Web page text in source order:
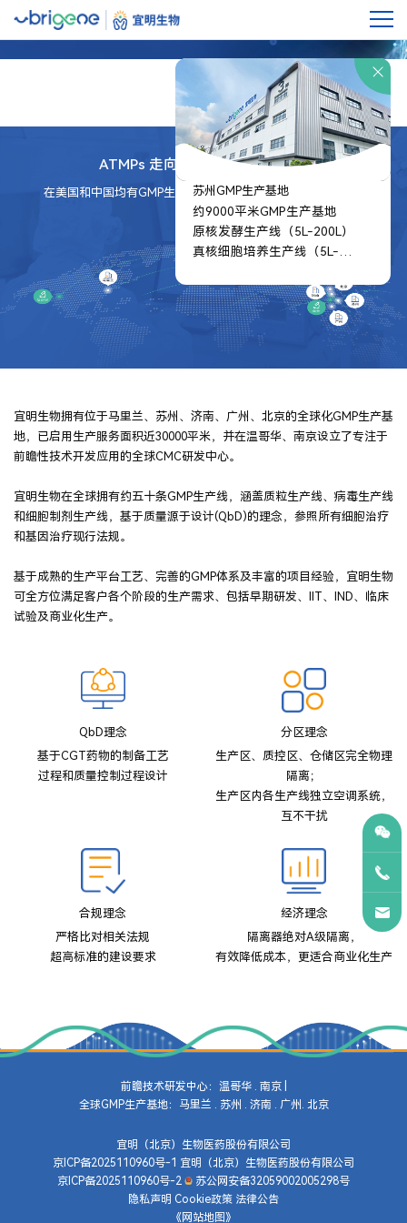
ATMPs 走向世界和商业化的桥梁
在美国和中国均有GMP生产基地，满足全球范围内的客户需求
苏州GMP生产基地
约9000平米GMP生产基地
原核发酵生产线（5L-200L）
真核细胞培养生产线（5L-
宜明生物拥有位于马里兰、苏州、济南、广州、北京的全球化GMP生产基
地，已启用生产服务面积近30000平米，并在温哥华、南京设立了专注于
前瞻性技术开发应用的全球CMC研发中心。
宜明生物在全球拥有约五十条GMP生产线，涵盖质粒生产线、病毒生产线
和细胞制剂生产线，基于质量源于设计(QbD)的理念，参照所有细胞治疗
和基因治疗现行法规。
基于成熟的生产平台工艺、完善的GMP体系及丰富的项目经验，宜明生物
可全方位满足客户各个阶段的生产需求、包括早期研发、IIT、IND、临床
试验及商业化生产。
QbD理念
基于CGT药物的制备工艺
过程和质量控制过程设计
分区理念
生产区、质控区、仓储区完全物理
隔离；
生产区内各生产线独立空调系统，
互不干扰
合规理念
严格比对相关法规
超高标准的建设要求
经济理念
隔离器绝对A级隔离，
有效降低成本，更适合商业化生产
前瞻技术研发中心：温哥华 . 南京 |
全球GMP生产基地：马里兰 . 苏州 . 济南 . 广州. 北京
宜明（北京）生物医药股份有限公司
京ICP备2025110960号-1 宜明（北京）生物医药股份有限公司
京ICP备2025110960号-2
苏公网安备32059002005298号
隐私声明 Cookie政策 法律公告
《网站地图》